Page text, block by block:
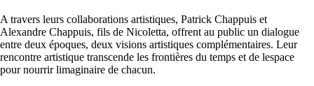
A travers leurs collaborations artistiques, Patrick Chappuis et
Alexandre Chappuis, fils de Nicoletta, offrent au public un dialogue
entre deux époques, deux visions artistiques complémentaires. Leur
rencontre artistique transcende les frontières du temps et de lespace
pour nourrir limaginaire de chacun.